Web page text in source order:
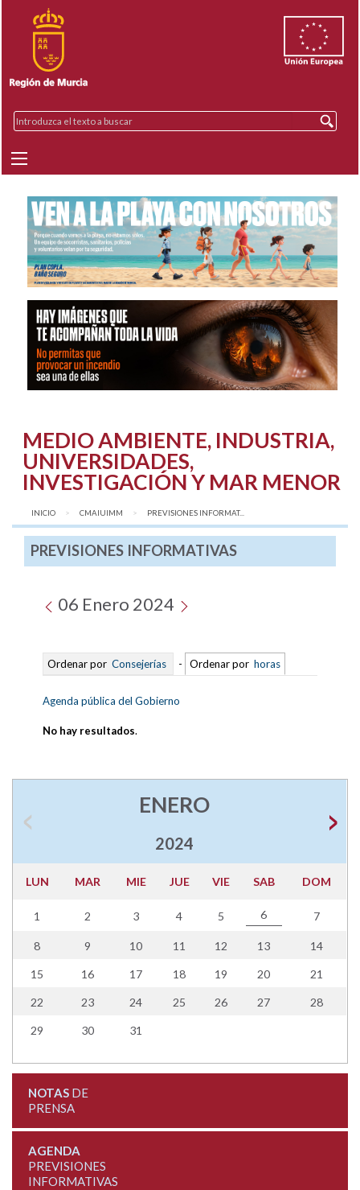
MEDIO AMBIENTE, INDUSTRIA,
UNIVERSIDADES,
INVESTIGACIÓN Y MAR MENOR
INICIO CMAIUIMM AQUÍ:
PREVISIONES INFORMAT...
PREVISIONES INFORMATIVAS
06 Enero 2024
Ordenar por Consejerías - Ordenar por horas
Agenda pública del Gobierno
No hay resultados.
ENERO
2024
LUN MAR MIE JUE VIE SAB DOM
1 2 3 4 5 6 7
8 9 10 11 12 13 14
15 16 17 18 19 20 21
22 23 24 25 26 27 28
29 30 31
NOTASDE
PRENSA
AGENDA
PREVISIONES
INFORMATIVAS